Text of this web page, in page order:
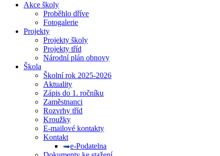
Akce školy
Proběhlo dříve
Fotogalerie
Projekty
Projekty školy
Projekty tříd
Národní plán obnovy
Škola
Školní rok 2025-2026
Aktuality
Zápis do 1. ročníku
Zaměstnanci
Rozvrhy tříd
Kroužky
E-mailové kontakty
Kontakt
e-Podatelna